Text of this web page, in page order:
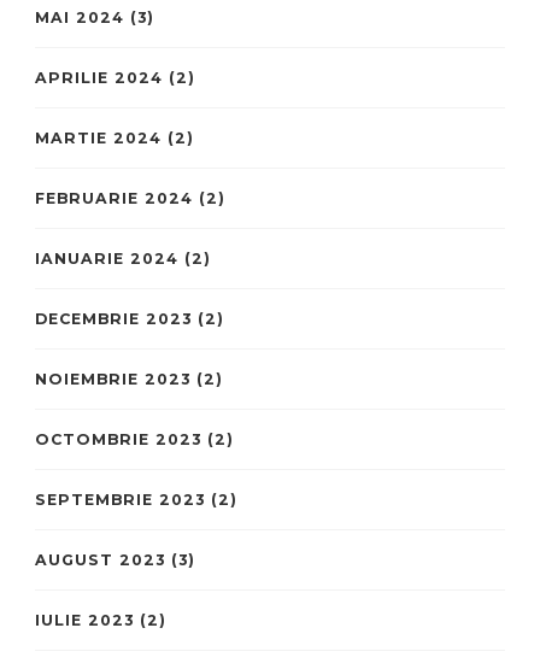
MAI 2024 (3)
APRILIE 2024 (2)
MARTIE 2024 (2)
FEBRUARIE 2024 (2)
IANUARIE 2024 (2)
DECEMBRIE 2023 (2)
NOIEMBRIE 2023 (2)
OCTOMBRIE 2023 (2)
SEPTEMBRIE 2023 (2)
AUGUST 2023 (3)
IULIE 2023 (2)